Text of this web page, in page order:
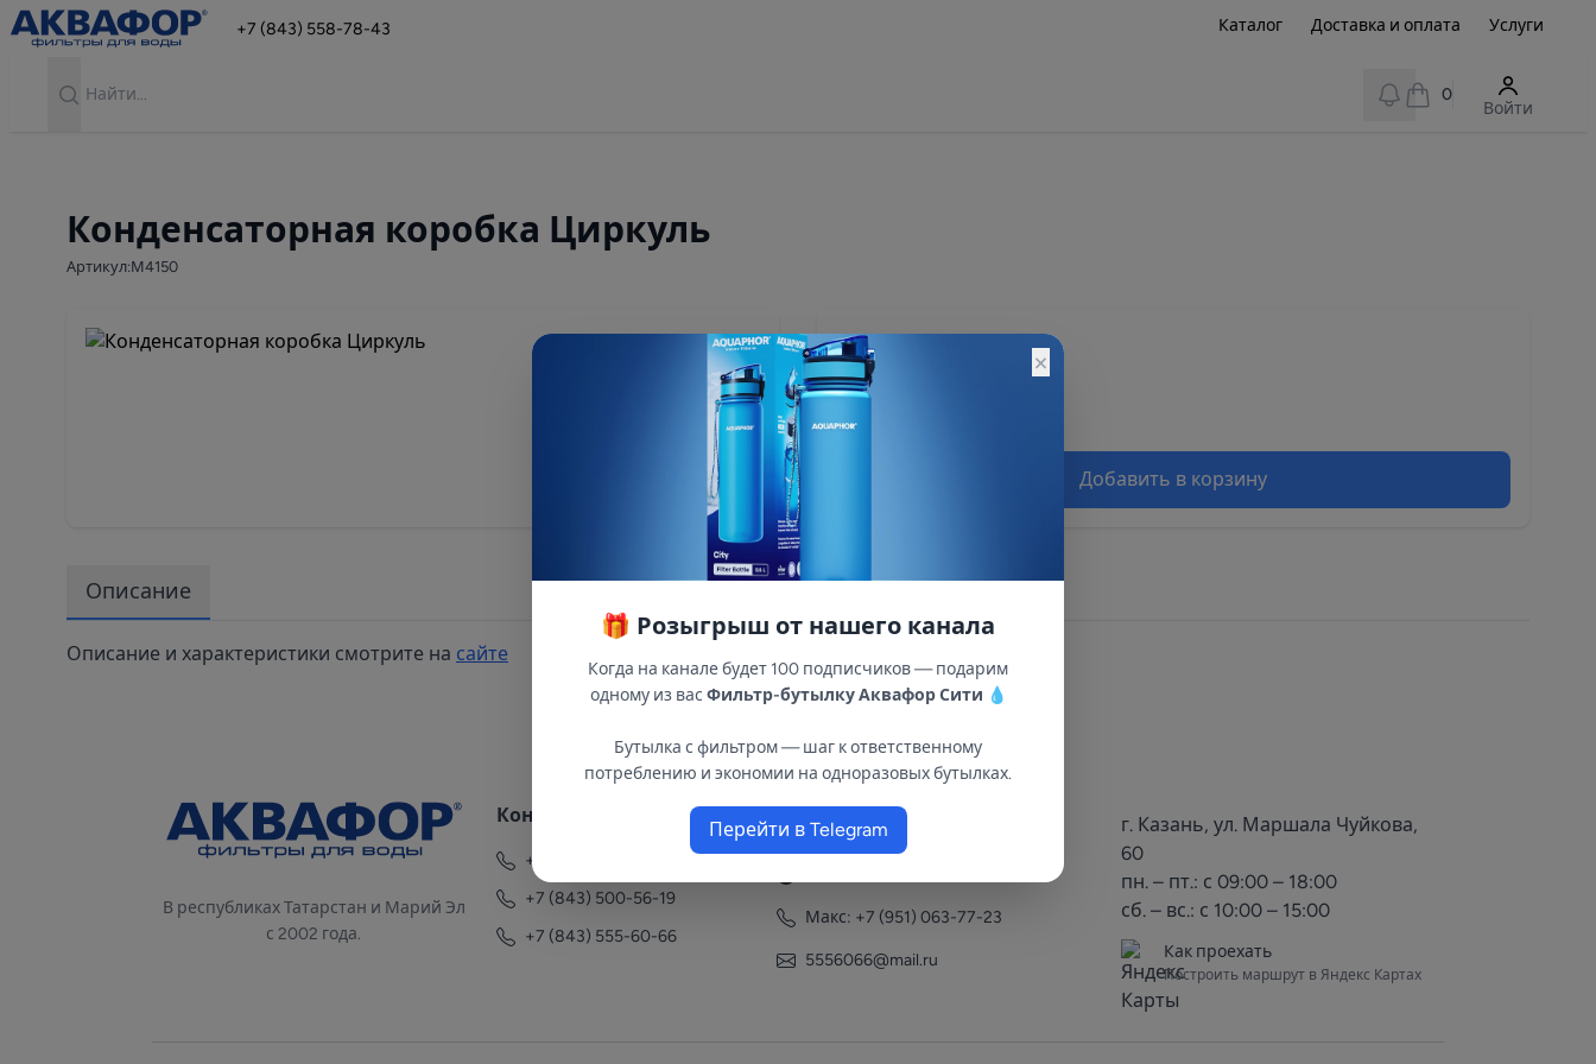
+7 (843) 558-78-43 Каталог Доставка и оплата Услуги
View notifications
0
Войти
Конденсаторная коробка Циркуль
Артикул:М4150
310 ₽
Остатки:
Добавить в корзину
Описание
Описание и характеристики смотрите на сайте
В республиках Татарстан и Марий Эл
с 2002 года.
Контакты
+7 (843) 558-78-43
+7 (843) 500-56-19
+7 (843) 555-60-66
+7 (951) 063-77-23
Макс: +7 (951) 063-77-23
5556066@mail.ru
г. Казань, ул. Маршала Чуйкова,
60
пн. – пт.: с 09:00 – 18:00
сб. – вс.: с 10:00 – 15:00
Как проехать
Построить маршрут в Яндекс Картах
×
🎁 Розыгрыш от нашего канала
Когда на канале будет 100 подписчиков — подарим
одному из вас Фильтр-бутылку Аквафор Сити 💧
Бутылка с фильтром — шаг к ответственному
потреблению и экономии на одноразовых бутылках.
Перейти в Telegram